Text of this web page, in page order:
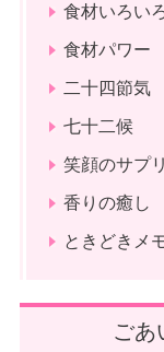
食材いろい
食材パワー
二十四節気
七十二候
笑顔のサプリ
香りの癒し
ときどきメ
ごあ